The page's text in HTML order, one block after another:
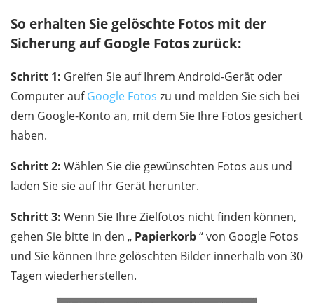
So erhalten Sie gelöschte Fotos mit der
Sicherung auf Google Fotos zurück:
Schritt 1: Greifen Sie auf Ihrem Android-Gerät oder
Computer aufGoogle Fotos zu und melden Sie sich bei
dem Google-Konto an, mit dem Sie Ihre Fotos gesichert
haben.
Schritt 2: Wählen Sie die gewünschten Fotos aus und
laden Sie sie auf Ihr Gerät herunter.
Schritt 3: Wenn Sie Ihre Zielfotos nicht finden können,
gehen Sie bitte in den „ Papierkorb“ von Google Fotos
und Sie können Ihre gelöschten Bilder innerhalb von 30
Tagen wiederherstellen.